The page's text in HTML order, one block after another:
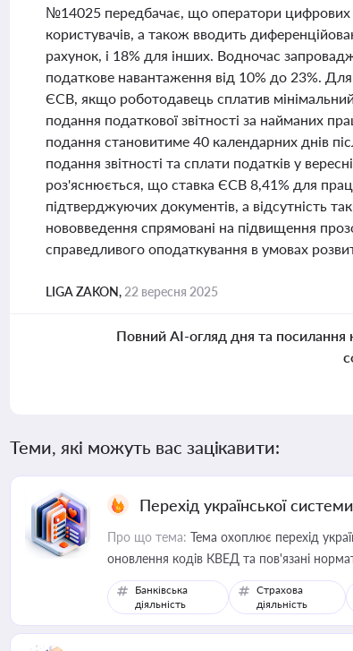
№14025 передбачає, що оператори цифрових
користувачів, а також вводить
рахунок, і 18% для інших. Водночас
податкове навантаження від 10% до 23%.
ЄСВ, якщо роботодавець сплатив
подання податкової звітності за найманих
подання становитиме 40 календарних днів
подання звітності та сплати податків у
роз'яснюється, що ставка ЄСВ 8,41% для
підтверджуючих документів, а відсутність
нововведення спрямовані на підвищення
справедливого оподаткування в умовах
LIGA ZAKON, 22 вересня 2025
Повний AI-огляд дня та посилання
Теми, які можуть вас зацікавити:
Перехід української
Про що тема: Тема охоплює перехід
оновлення кодів КВЕД та пов'язані
Банківська
діяльність
Страхова
діяльність